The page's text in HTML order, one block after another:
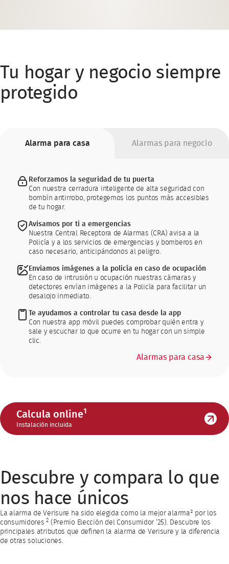
Tu hogar y negocio siempre
protegido
Alarma para casa Alarmas para negocio
Reforzamos la seguridad de tu puerta
Con nuestra cerradura inteligente de alta seguridad con
bombín antirrobo, protegemos los puntos más accesibles
de tu hogar.
Avisamos por ti a emergencias
Nuestra Central Receptora de Alarmas (CRA) avisa a la
Policía y a los servicios de emergencias y bomberos en
caso necesario, anticipándonos al peligro.
Enviamos imágenes a la policía en caso de ocupación
En caso de intrusión u ocupación nuestras cámaras y
detectores envían imágenes a la Policía para facilitar un
desalojo inmediato.
Te ayudamos a controlar tu casa desde la app
Con nuestra app móvil puedes comprobar quién entra y
sale y escuchar lo que ocurre en tu hogar con un simple
clic.
Alarmas para casa
Calcula online1
Instalación incluida
Descubre y compara lo que
nos hace únicos
La alarma de Verisure ha sido elegida como la mejor alarma² por los
consumidores2 (Premio Elección del Consumidor ’25). Descubre los
principales atributos que definen la alarma de Verisure y la diferencia
de otras soluciones.